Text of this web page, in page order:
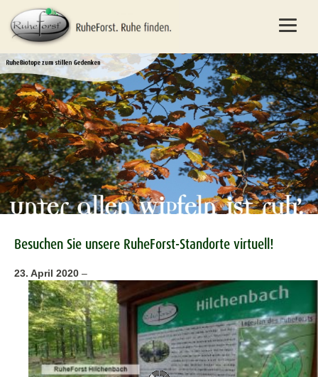
Besuchen Sie unsere RuheForst-Standorte virtuell!
23. April 2020 –